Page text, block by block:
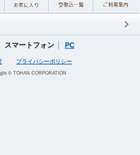
スマートフォン PC
プライバシーポリシー
© TOHAN CORPORATION